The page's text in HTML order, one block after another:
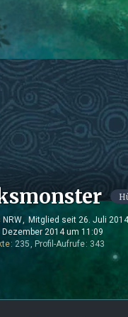
NRW
Mitglied seit 26. Juli 2014
Dezember 2014 um 11:09
235 Profil-Aufrufe 343